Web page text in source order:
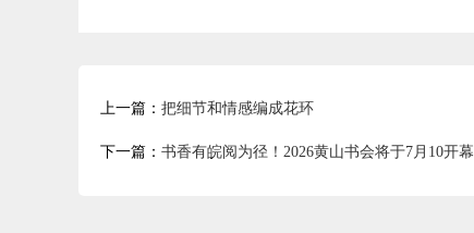
上一篇： 把细节和情感编成花环
下一篇： 书香有皖阅为径！2026黄山书会将于7月10开幕